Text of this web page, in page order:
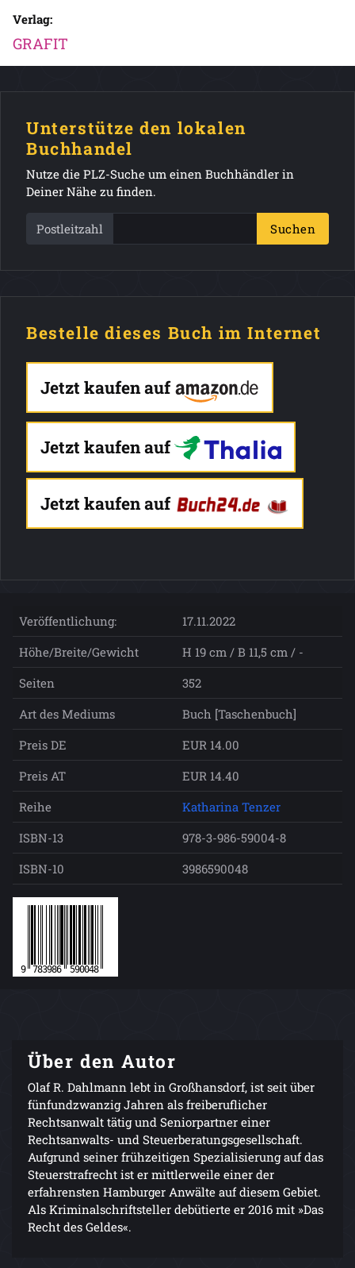
Verlag:
GRAFIT
Unterstütze den lokalen
Buchhandel
Nutze die PLZ-Suche um einen Buchhändler in
Deiner Nähe zu finden.
Postleitzahl Suchen
Bestelle dieses Buch im Internet
Jetzt kaufen auf
Jetzt kaufen auf
Jetzt kaufen auf
Veröffentlichung:
17.11.2022
Höhe/Breite/Gewicht
H 19 cm / B 11,5 cm / -
Seiten
352
Art des Mediums
Buch [Taschenbuch]
Preis DE
EUR 14.00
Preis AT
EUR 14.40
Reihe
Katharina Tenzer
ISBN-13
978-3-986-59004-8
ISBN-10
3986590048
Über den Autor
Olaf R. Dahlmann lebt in Großhansdorf, ist seit über
fünfundzwanzig Jahren als freiberuflicher
Rechtsanwalt tätig und Seniorpartner einer
Rechtsanwalts- und Steuerberatungsgesellschaft.
Aufgrund seiner frühzeitigen Spezialisierung auf das
Steuerstrafrecht ist er mittlerweile einer der
erfahrensten Hamburger Anwälte auf diesem Gebiet.
Als Kriminalschriftsteller debütierte er 2016 mit »Das
Recht des Geldes«.